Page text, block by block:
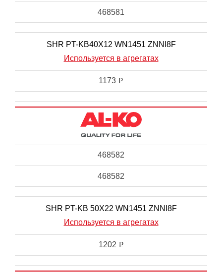
468581
SHR PT-KB40X12 WN1451 ZNNI8F
Используется в агрегатах
1173 i
468582
468582
SHR PT-KB 50X22 WN1451 ZNNI8F
Используется в агрегатах
1202 i